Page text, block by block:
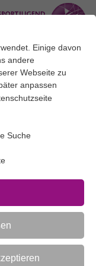
–
Einige davon
andere
Webseite zu
anpassen
Suche